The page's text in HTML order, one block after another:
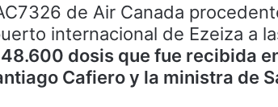
de Air Canada
internacional de Ezeiza a
dosis que fue recibida
Cafiero y la ministra de